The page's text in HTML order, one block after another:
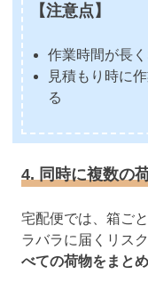
【注意点】
作業時間が長
見積もり時に
る
4. 同時に複数の
宅配便では、箱ご
ラバラに届くリス
べての荷物をまと